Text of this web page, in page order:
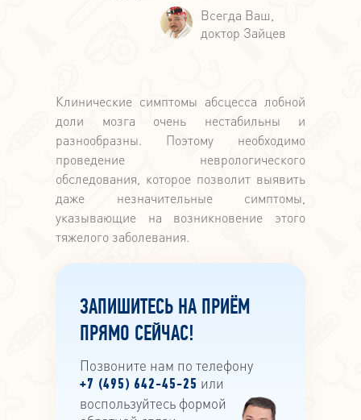
Клинические симптомы абсцесса лобной
доли мозга очень нестабильны и
разнообразны. Поэтому необходимо
проведение неврологического
обследования, которое позволит выявить
даже незначительные симптомы,
указывающие на возникновение этого
тяжелого заболевания.
ЗАПИШИТЕСЬ НА ПРИЁМ
ПРЯМО СЕЙЧАС!
Позвоните нам по телефону
+7 (495) 642-45-25 или
воспользуйтесь формой